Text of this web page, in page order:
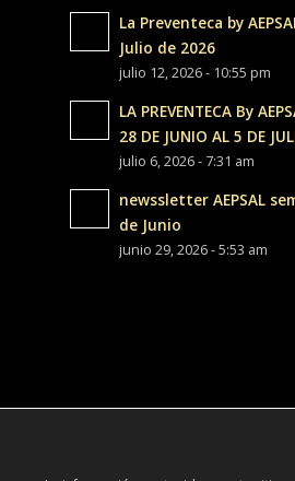
La Preventeca by
Julio de 2026
julio 12, 2026 - 10:55 pm
LA PREVENTECA By
28 DE JUNIO AL 5 DE
julio 6, 2026 - 7:31 am
newssletter AEPSAL
de Junio
junio 29, 2026 - 5:53 am